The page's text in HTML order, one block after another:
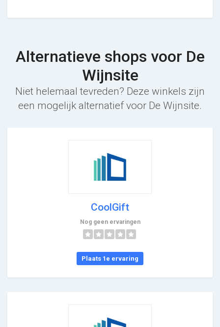
Alternatieve shops voor De
Wijnsite
Niet helemaal tevreden? Deze winkels zijn
een mogelijk alternatief voor De Wijnsite.
CoolGift
Nog geen ervaringen
Plaats 1e ervaring